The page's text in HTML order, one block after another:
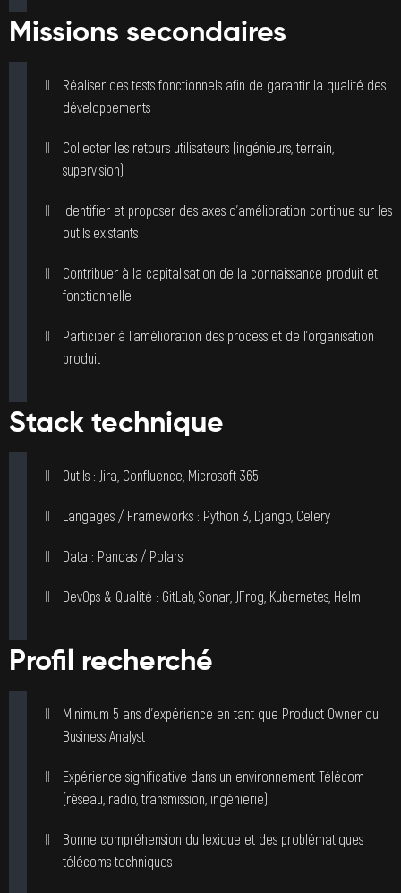
Missions secondaires
Réaliser des tests fonctionnels afin de garantir la qualité des
développements
Collecter les retours utilisateurs (ingénieurs, terrain,
supervision)
Identifier et proposer des axes d’amélioration continue sur les
outils existants
Contribuer à la capitalisation de la connaissance produit et
fonctionnelle
Participer à l’amélioration des process et de l’organisation
produit
Stack technique
Outils : Jira, Confluence, Microsoft 365
Langages / Frameworks : Python 3, Django, Celery
Data : Pandas / Polars
DevOps & Qualité : GitLab, Sonar, JFrog, Kubernetes, Helm
Profil recherché
Minimum 5 ans d’expérience en tant que Product Owner ou
Business Analyst
Expérience significative dans un environnement Télécom
(réseau, radio, transmission, ingénierie)
Bonne compréhension du lexique et des problématiques
télécoms techniques